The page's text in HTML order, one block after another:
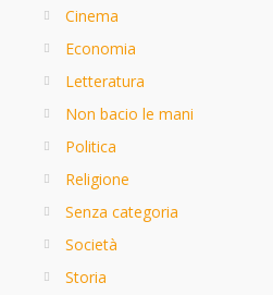
Cinema
Economia
Letteratura
Non bacio le mani
Politica
Religione
Senza categoria
Società
Storia